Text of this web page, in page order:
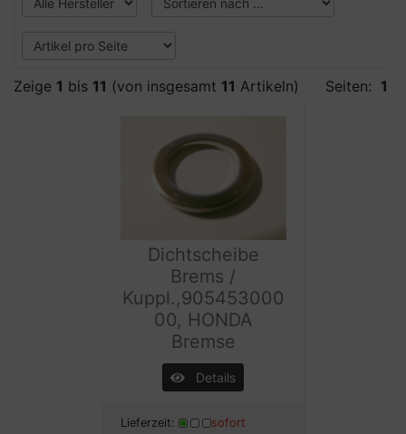
Zeige 1 bis 11 (von insgesamt 11 Artikeln) Seiten: 1
Dichtscheibe
Brems /
Kuppl.,905453000
00, HONDA
Bremse
Details
Lieferzeit: sofort